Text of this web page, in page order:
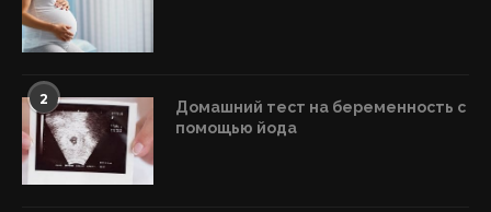
2
Домашний тест на беременность с
помощью йода